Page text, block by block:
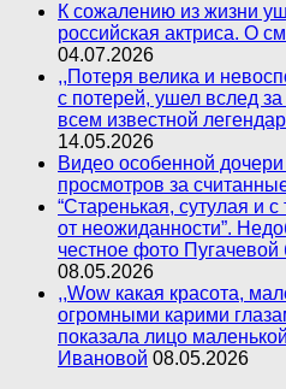
К сожалению из жизни
российская актриса. О
04.07.2026
,,Потеря велика и
с потерей, ушел вслед
всем известной
14.05.2026
Видео особенной
просмотров за
“Старенькая, сутулая и
от неожиданности”.
честное фото
08.05.2026
,,Wow какая красота,
огромными карими
показала лицо
Ивановой 08.05.2026